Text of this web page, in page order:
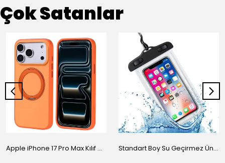
Çok Satanlar
Apple iPhone 17 Pro Max Kılıf M-Safe Şarj Özellikli Standlı Zore Proton Silikon Kapak Standart Boy Su Geçirmez Üniversal Kılıf